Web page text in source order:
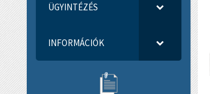
ÜGYINTÉZÉS
INFORMÁCIÓK